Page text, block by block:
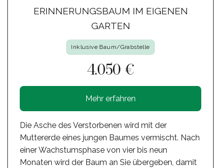
ERINNERUNGSBAUM IM EIGENEN
GARTEN
Inklusive Baum/Grabstelle
4.050 €
Mehr erfahren
Die Asche des Verstorbenen wird mit der
Muttererde eines jungen Baumes vermischt. Nach
einer Wachstumsphase von vier bis neun
Monaten wird der Baum an Sie übergeben, damit